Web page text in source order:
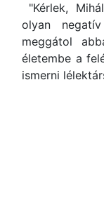
"Kérlek,
olyan
meggátol
életembe a
ismerni